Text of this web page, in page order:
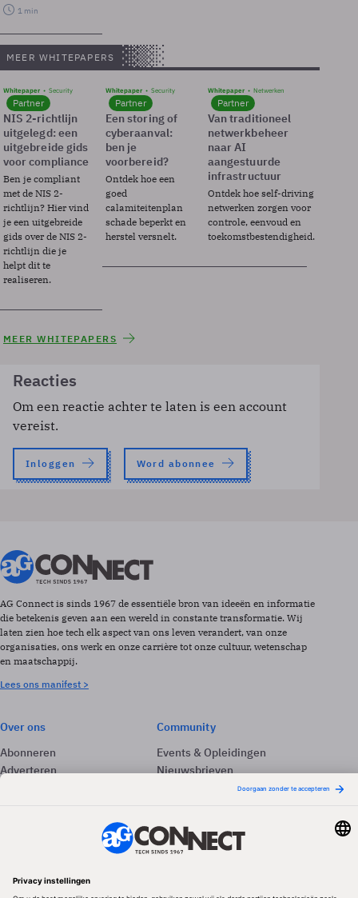
1 min
MEER WHITEPAPERS
Whitepaper Security
Partner
NIS 2-richtlijn
uitgelegd: een
uitgebreide gids
voor compliance
Ben je compliant
met de NIS 2-
richtlijn? Hier vind
je een uitgebreide
gids over de NIS 2-
richtlijn die je
helpt dit te
realiseren.
Whitepaper Security
Partner
Een storing of
cyberaanval:
ben je
voorbereid?
Ontdek hoe een
goed
calamiteitenplan
schade beperkt en
herstel versnelt.
Whitepaper Netwerken
Partner
Van traditioneel
netwerkbeheer
naar AI
aangestuurde
infrastructuur
Ontdek hoe self-driving
netwerken zorgen voor
controle, eenvoud en
toekomstbestendigheid.
MEER WHITEPAPERS
Reacties
Om een reactie achter te laten is een account
vereist.
Inloggen Word abonnee
AG Connect is sinds 1967 de essentiële bron van ideeën en informatie
die betekenis geven aan een wereld in constante transformatie. Wij
laten zien hoe tech elk aspect van ons leven verandert, van onze
organisaties, ons werk en onze carrière tot onze cultuur, wetenschap
en maatschappij.
Lees ons manifest >
Over ons
Abonneren
Adverteren
Community
Events & Opleidingen
Nieuwsbrieven
Volg ons